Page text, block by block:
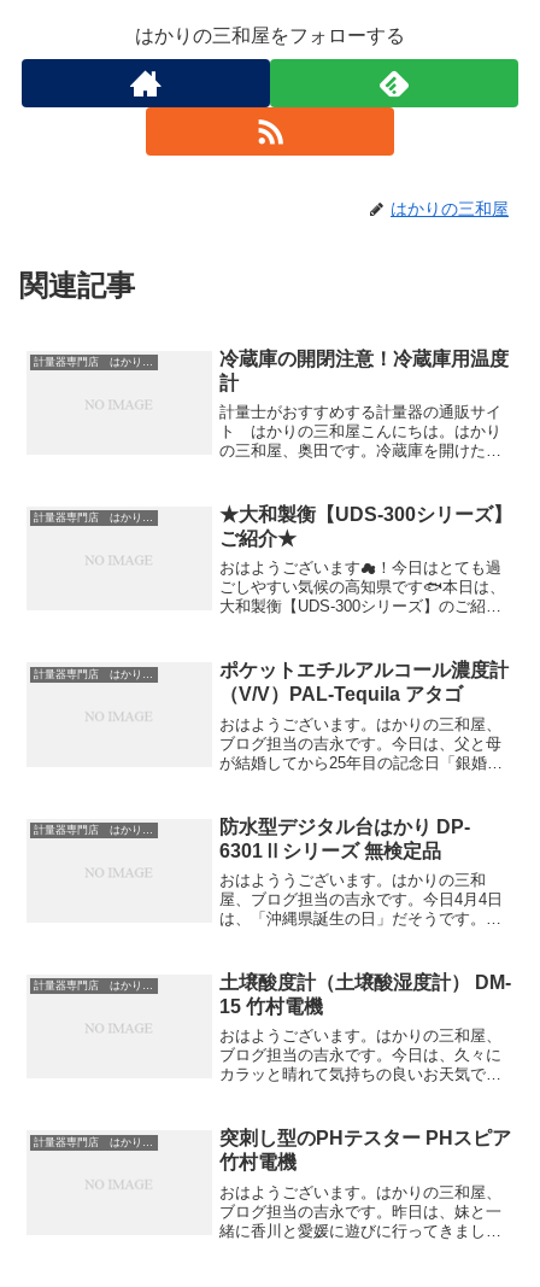
はかりの三和屋をフォローする
はかりの三和屋
関連記事
冷蔵庫の開閉注意！冷蔵庫用温度
計
計量士がおすすめする計量器の通販サイ
ト はかりの三和屋こんにちは。はかり
の三和屋、奥田です。冷蔵庫を開けた瞬
禁物。タニタの製品パッケージによりま
すと、庫内温度が6℃のと...
計量器専門店 はかりの三和屋
★大和製衡【UDS-300シリーズ】
ご紹介★
おはようございます☁！今日はとても過
ごしやすい気候の高知県です🐟本日は、
大和製衡【UDS-300シリーズ】のご紹介
ムーズな計量作業を実現します。定量計
量・ラン...
ポケットエチルアルコール濃度計
（V/V）PAL-Tequila アタゴ
おはようございます。はかりの三和屋、
ブログ担当の吉永です。今日は、父と母
が結婚してから25年目の記念日「銀婚
贅沢なごはんを家族で食べに行くことに
しました。今日は平日なの...
防水型デジタル台はかり DP-
6301Ⅱシリーズ 無検定品
おはよううございます。はかりの三和
屋、ブログ担当の吉永です。今日4月4日
は、「沖縄県誕生の日」だそうです。
中学の修学旅行で一度行ったことがあり
ます。観光名所がたくさ...
計量器専門店 はかりの三和屋
土壌酸度計（土壌酸湿度計） DM-
15 竹村電機
おはようございます。はかりの三和屋、
ブログ担当の吉永です。今日は、久々に
カラッと晴れて気持ちの良いお天気です
ものを食べて帰ってくる。最高の休日プ
ラン。高知は、1時間ほど...
突刺し型のPHテスター PHスピア
竹村電機
おはようございます。はかりの三和屋、
ブログ担当の吉永です。昨日は、妹と一
緒に香川と愛媛に遊びに行ってきまし